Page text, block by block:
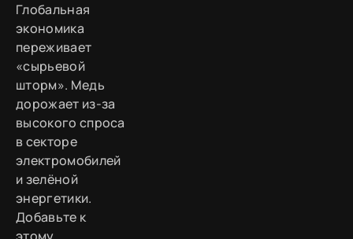
Глобальная
экономика
переживает
«сырьевой
шторм». Медь
дорожает из-за
высокого спроса
в секторе
электромобилей
и зелёной
энергетики.
Добавьте к